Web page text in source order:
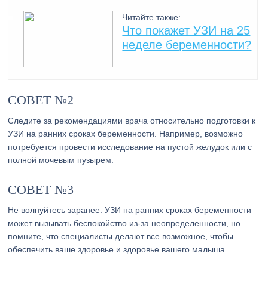
Читайте также:
Что покажет УЗИ на 25
неделе беременности?
СОВЕТ №2
Следите за рекомендациями врача относительно подготовки к
УЗИ на ранних сроках беременности. Например, возможно
потребуется провести исследование на пустой желудок или с
полной мочевым пузырем.
СОВЕТ №3
Не волнуйтесь заранее. УЗИ на ранних сроках беременности
может вызывать беспокойство из-за неопределенности, но
помните, что специалисты делают все возможное, чтобы
обеспечить ваше здоровье и здоровье вашего малыша.